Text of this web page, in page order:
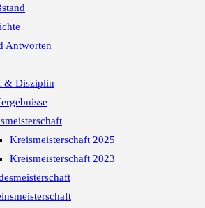
Antworten
& Disziplin
Kreismeisterschaft 2025
Kreismeisterschaft 2023